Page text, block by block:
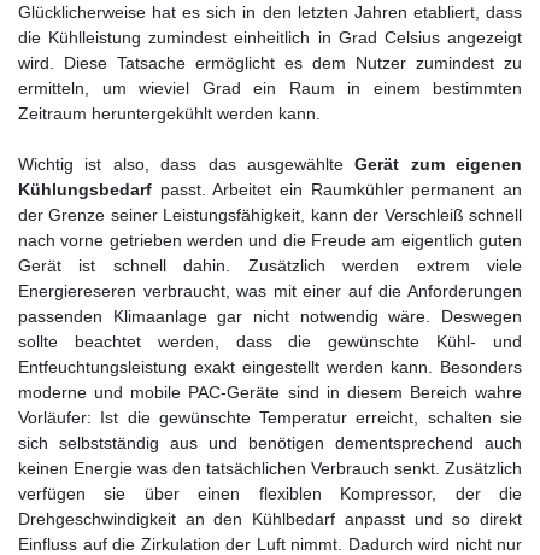
Glücklicherweise hat es sich in den letzten Jahren etabliert, dass
die Kühlleistung zumindest einheitlich in Grad Celsius angezeigt
wird. Diese Tatsache ermöglicht es dem Nutzer zumindest zu
ermitteln, um wieviel Grad ein Raum in einem bestimmten
Zeitraum heruntergekühlt werden kann.
Wichtig ist also, dass das ausgewählteGerät zum eigenen
Kühlungsbedarf passt. Arbeitet ein Raumkühler permanent an
der Grenze seiner Leistungsfähigkeit, kann der Verschleiß schnell
nach vorne getrieben werden und die Freude am eigentlich guten
Gerät ist schnell dahin. Zusätzlich werden extrem viele
Energiereseren verbraucht, was mit einer auf die Anforderungen
passenden Klimaanlage gar nicht notwendig wäre. Deswegen
sollte beachtet werden, dass die gewünschte Kühl- und
Entfeuchtungsleistung exakt eingestellt werden kann. Besonders
moderne und mobile PAC-Geräte sind in diesem Bereich wahre
Vorläufer: Ist die gewünschte Temperatur erreicht, schalten sie
sich selbstständig aus und benötigen dementsprechend auch
keinen Energie was den tatsächlichen Verbrauch senkt. Zusätzlich
verfügen sie über einen flexiblen Kompressor, der die
Drehgeschwindigkeit an den Kühlbedarf anpasst und so direkt
Einfluss auf die Zirkulation der Luft nimmt. Dadurch wird nicht nur